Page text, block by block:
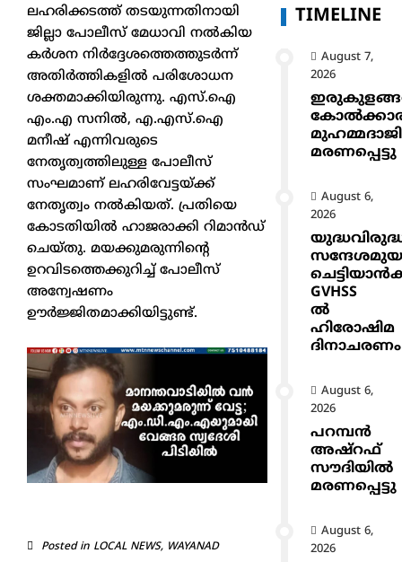
ലഹരിക്കടത്ത് തടയുന്നതിനായി
ജില്ലാ പോലീസ് മേധാവി നൽകിയ
കർശന നിർദ്ദേശത്തെത്തുടർന്ന്
അതിർത്തികളിൽ പരിശോധന
ശക്തമാക്കിയിരുന്നു. എസ്.ഐ
എം.എ സനിൽ, എ.എസ്.ഐ
മനീഷ് എന്നിവരുടെ
നേതൃത്വത്തിലുള്ള പോലീസ്
സംഘമാണ് ലഹരിവേട്ടയ്ക്ക്
നേതൃത്വം നൽകിയത്. പ്രതിയെ
കോടതിയിൽ ഹാജരാക്കി റിമാൻഡ്
ചെയ്തു. മയക്കുമരുന്നിന്റെ
ഉറവിടത്തെക്കുറിച്ച് പോലീസ്
അന്വേഷണം
ഊർജ്ജിതമാക്കിയിട്ടുണ്ട്.
Posted in LOCAL NEWS, WAYANAD
TIMELINE
August 7,
2026
മുഹമ്മദാജി
മരണപ്പെട്ടു
August 6,
2026
GVHSS
ൽ
ഹിരോഷിമ
ദിനാചരണം
August 6,
2026
പറമ്പൻ
അഷ്‌റഫ്
സൗദിയിൽ
മരണപ്പെട്ടു
August 6,
2026